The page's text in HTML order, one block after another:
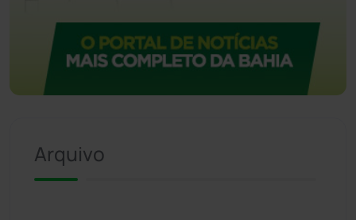
Arquivo